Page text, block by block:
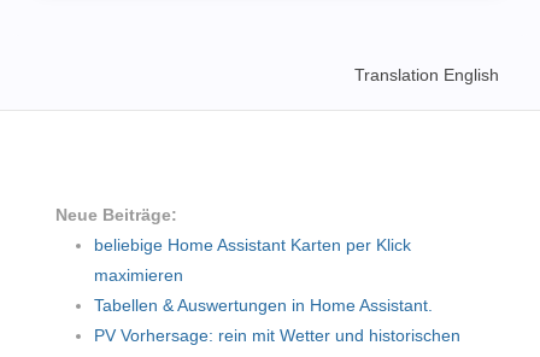
Translation English
Neue Beiträge:
beliebige Home Assistant Karten per Klick
maximieren
Tabellen & Auswertungen in Home Assistant.
PV Vorhersage: rein mit Wetter und historischen